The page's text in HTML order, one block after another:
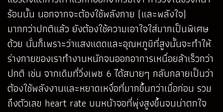
ร้อนนั้น นอกจากจะต้องใช้พลังกาย (และพลังใจ)
มากกว่าปกติแล้ว ยังต้องใช้ความเอาใจใส่มากเป็นพิเศษ
ด้วย นั่นก็เพราะว่าแสงแดดและอุณหภูมิที่สูงนั้นจะทำให้
ร่างกายของเราทำงานหนักจนออกอาการเหนื่อยล้าเร็วกว่า
ปกติ เช่น จากเดิมที่วิ่งเพซ 6 ได้สบายๆ กลับกลายเป็นว่า
ต้องใช้พลังงานและหยาดเหงื่อที่มากขึ้นกว่าเมื่อก่อน รวม
ถึงตัวเลข heart rate บนหน้าจอที่พุ่งสูงขึ้นจนน่าตกใจ